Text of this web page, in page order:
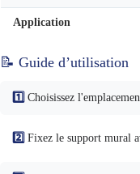
Application
📝 Guide d’utilisation
1️⃣ Choisissez
2️⃣ Fixez le support mural